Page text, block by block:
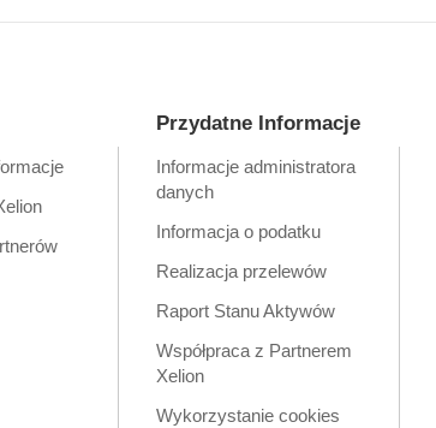
Przydatne Informacje
Informacje administratora
danych
Informacja o podatku
Realizacja przelewów
Raport Stanu Aktywów
Współpraca z Partnerem
Xelion
Wykorzystanie cookies